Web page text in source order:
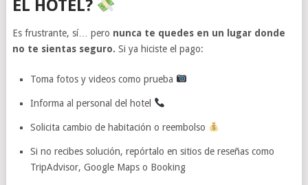
EL HOTEL?
Es frustrante, sí… pero nunca te quedes en un lugar donde
no te sientas seguro. Si ya hiciste el pago:
Toma fotos y videos como prueba
Informa al personal del hotel
Solicita cambio de habitación o reembolso
Si no recibes solución, repórtalo en sitios de reseñas como
TripAdvisor, Google Maps o Booking